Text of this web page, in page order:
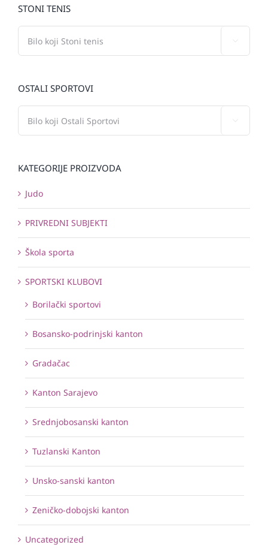
STONI TENIS
OSTALI SPORTOVI
KATEGORIJE PROIZVODA
Judo
PRIVREDNI SUBJEKTI
Škola sporta
SPORTSKI KLUBOVI
Borilački sportovi
Bosansko-podrinjski kanton
Gradačac
Kanton Sarajevo
Srednjobosanski kanton
Tuzlanski Kanton
Unsko-sanski kanton
Zeničko-dobojski kanton
Uncategorized